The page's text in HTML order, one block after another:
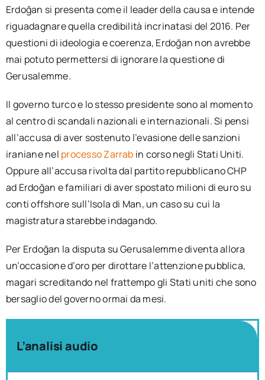
Erdoğan si presenta come il leader della causa e intende
riguadagnare quella credibilità incrinatasi del 2016. Per
questioni di ideologia e coerenza, Erdoğan non avrebbe
mai potuto permettersi di ignorare la questione di
Gerusalemme.
Il governo turco e lo stesso presidente sono al momento
al centro di scandali nazionali e internazionali. Si pensi
all’accusa di aver sostenuto l’evasione delle sanzioni
iraniane nel processo Zarrab in corso negli Stati Uniti.
Oppure all’accusa rivolta dal partito repubblicano CHP
ad Erdoğan e familiari di aver spostato milioni di euro su
conti offshore sull’Isola di Man, un caso su cui la
magistratura starebbe indagando.
Per Erdoğan la disputa su Gerusalemme diventa allora
un’occasione d’oro per dirottare l’attenzione pubblica,
magari screditando nel frattempo gli Stati uniti che sono
bersaglio del governo ormai da mesi.
L’analisi audio